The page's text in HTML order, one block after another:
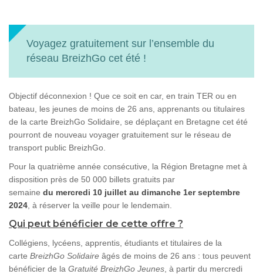
Voyagez gratuitement sur l’ensemble du
réseau BreizhGo cet été !
Objectif déconnexion ! Que ce soit en car, en train TER ou en
bateau, les jeunes de moins de 26 ans, apprenants ou titulaires
de la carte BreizhGo Solidaire, se déplaçant en Bretagne cet été
pourront de nouveau voyager gratuitement sur le réseau de
transport public BreizhGo.
Pour la quatrième année consécutive, la Région Bretagne met à
disposition près de 50 000 billets gratuits par
semaine du mercredi 10 juillet au dimanche 1er septembre
2024 , à réserver la veille pour le lendemain.
Qui peut bénéficier de cette offre ?
Collégiens, lycéens, apprentis, étudiants et titulaires de la
carte BreizhGo Solidaire âgés de moins de 26 ans : tous peuvent
bénéficier de la Gratuité BreizhGo Jeunes , à partir du mercredi